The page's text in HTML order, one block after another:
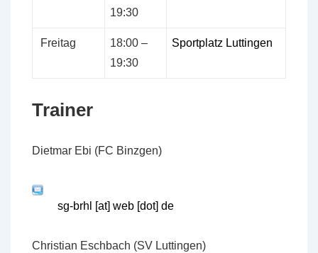
19:30
Freitag
18:00 –
19:30
Sportplatz Luttingen
Trainer
Dietmar Ebi (FC Binzgen)
sg-brhl [at] web [dot] de
Christian Eschbach (SV Luttingen)